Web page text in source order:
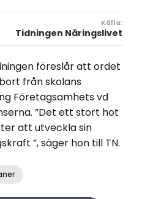
Källa:
Tidningen Näringslivet
föreslår att ordet
från skolans
Företagsamhets vd
”Det ett stort hot
att utveckla sin
”, säger hon till TN.